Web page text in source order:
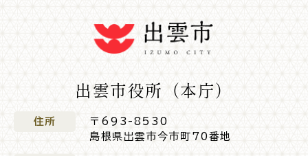
出雲市役所（本庁）
住所
〒693-8530
島根県出雲市今市町70番地